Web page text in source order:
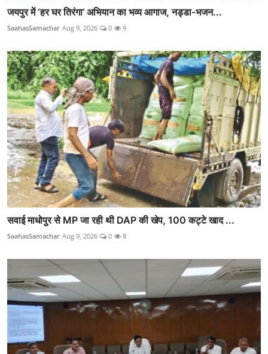
जयपुर में ‘हर घर तिरंगा’ अभियान का भव्य आगाज, नड्डा-भजन...
SaahasSamachar Aug 9, 2026 0 9
सवाई माधोपुर से MP जा रही थी DAP की खेप, 100 कट्टे खाद ...
SaahasSamachar Aug 9, 2026 0 8